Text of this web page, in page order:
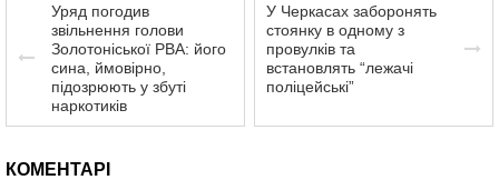
Уряд погодив
звільнення голови
Золотоніської РВА: його
сина, ймовірно,
підозрюють у збуті
наркотиків
У Черкасах заборонять
стоянку в одному з
провулків та
встановлять “лежачі
поліцейські”
КОМЕНТАРІ